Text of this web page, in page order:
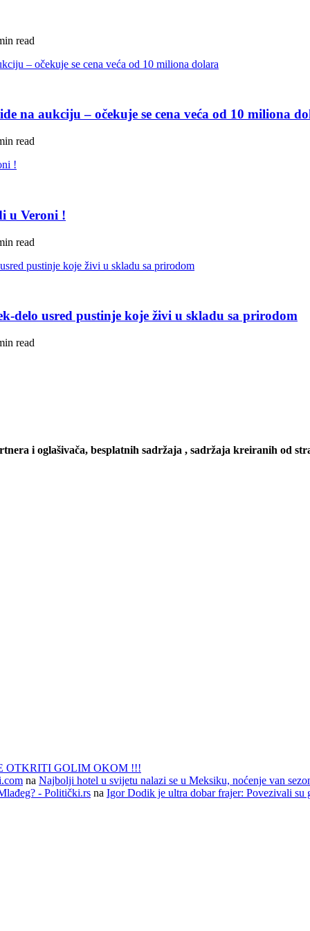
read
na aukciju – očekuje se cena veća od 10 miliona
read
u Veroni !
read
delo usred pustinje koje živi u skladu sa prirodom
read
i oglašivača, besplatnih sadržaja , sadržaja kreiranih od
OTKRITI GOLIM OKOM !!!
na Najbolji hotel u svijetu nalazi se u Meksiku, noćenje van
- Politički.rs na Igor Dodik je ultra dobar frajer: Povezivali su